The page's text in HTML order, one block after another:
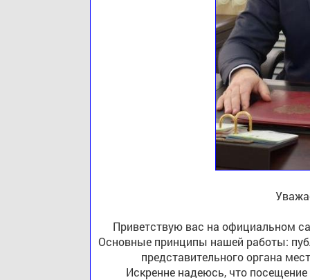
Приветствую вас на официальном
Основные принципы нашей работы:
представительного органа
Искренне надеюсь, что